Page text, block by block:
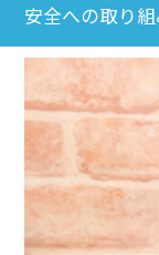
安全への取り